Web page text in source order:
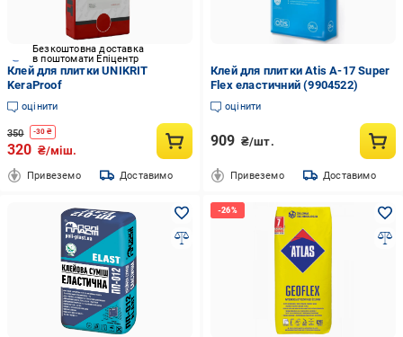
Безкоштовна доставка
в поштомати Епіцентр
Клей для плитки UNIKRIT
KeraProof
оцінити
350 -30 ₴
320 ₴/міш.
Привеземо Доставимо
Клей для плитки Atis A-17 Super
Flex еластичний (9904522)
оцінити
909 ₴/шт.
Привеземо Доставимо